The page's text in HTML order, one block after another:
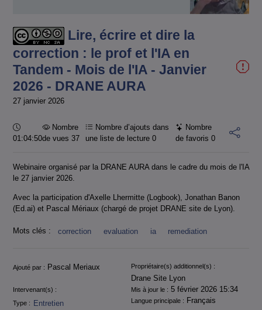
Lire, écrire et dire la
correction : le prof et l'IA en
Tandem - Mois de l'IA - Janvier
2026 - DRANE AURA
27 janvier 2026
Durée :
01:04:50
Nombre
de vues 37
Nombre d’ajouts dans
une liste de lecture0
Nombre
de favoris 0
Webinaire organisé par la DRANE AURA dans le cadre du mois de l'IA
le 27 janvier 2026.
Avec la participation d'Axelle Lhermitte (Logbook), Jonathan Banon
(Ed.ai) et Pascal Mériaux (chargé de projet DRANE site de Lyon).
Mots clés : correction evaluation ia remediation
Informations
Ajouté par : Pascal Meriaux Propriétaire(s) additionnel(s) :
Drane Site Lyon
Intervenant(s) : Mis à jour le : 5 février 2026 15:34
Type : Entretien Langue principale : Français